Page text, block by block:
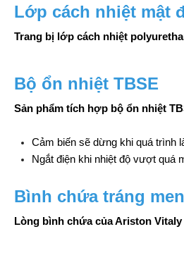
Lớp cách nhiệt mật
Trang bị lớp cách nhiệt
Bộ ổn nhiệt TBSE
Sản phẩm tích hợp bộ ổn nhiệt
Cảm biến sẽ dừng khi quá trình
Ngắt điện khi nhiệt độ vượt quá
Bình chứa tráng
Lòng bình chứa của Ariston Vitaly